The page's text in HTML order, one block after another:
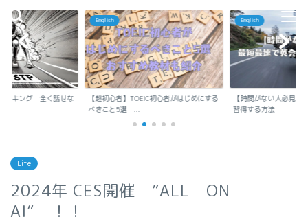
ンキング 全く話せな
English
【超初心者】TOEIC初心者がはじめにする
べきこと5選 ...
English
【時間がない人必見】
習得する方法
Life
2024年 CES開催 ”ALL ON
AI” ！！